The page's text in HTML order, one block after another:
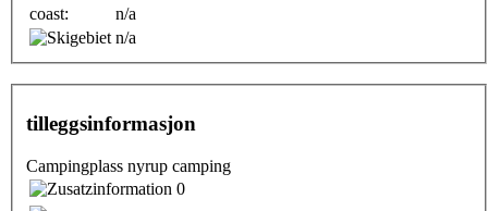
coast:
n/a
n/a
tilleggsinformasjon
Campingplass nyrup camping
0